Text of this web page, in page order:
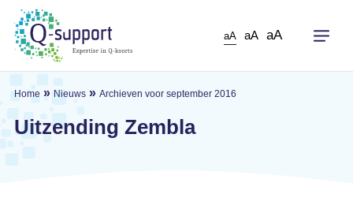
Skip
main
content
aA aA aA
Home » Nieuws» Archieven voor september 2016
Uitzending Zembla